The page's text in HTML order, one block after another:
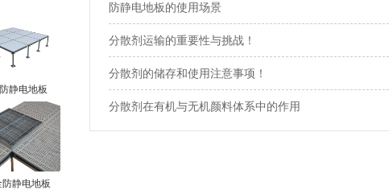
静电地板
静电地板
防静电地板的使用场景
分散剂运输的重要性与挑战！
分散剂的储存和使用注意事项！
分散剂在有机与无机颜料体系中的作用